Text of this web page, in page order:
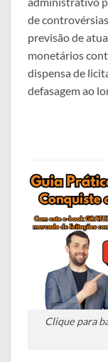
de
previsão de
monetários
dispensa de
defasagem ao
Clique para